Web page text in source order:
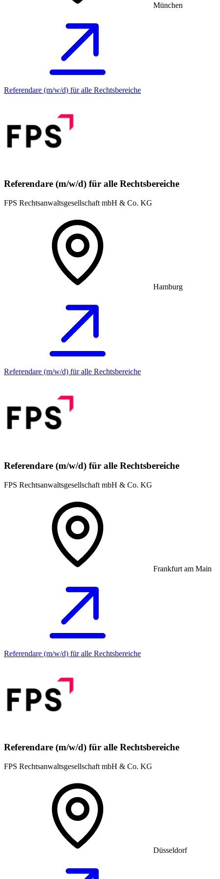
München
Referendare (m/w/d) für alle Rechtsbereiche
Referendare (m/w/d) für alle Rechtsbereiche
FPS Rechtsanwaltsgesellschaft mbH & Co. KG
Hamburg
Referendare (m/w/d) für alle Rechtsbereiche
Referendare (m/w/d) für alle Rechtsbereiche
FPS Rechtsanwaltsgesellschaft mbH & Co. KG
Frankfurt am Main
Referendare (m/w/d) für alle Rechtsbereiche
Referendare (m/w/d) für alle Rechtsbereiche
FPS Rechtsanwaltsgesellschaft mbH & Co. KG
Düsseldorf